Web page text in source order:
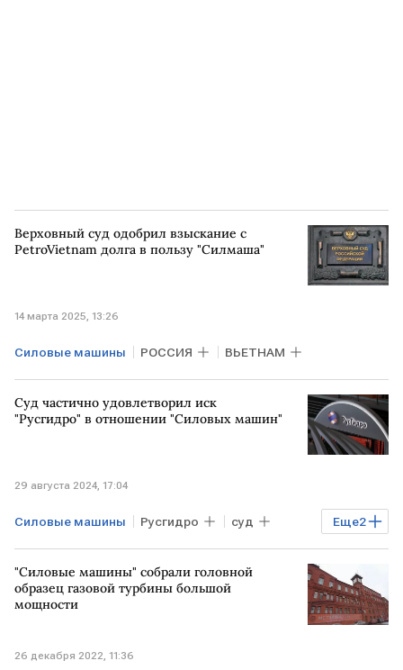
Верховный суд одобрил взыскание с
PetroVietnam долга в пользу "Силмаша"
14 марта 2025, 13:26
Силовые машины РОССИЯ ВЬЕТНАМ
Суд частично удовлетворил иск
"Русгидро" в отношении "Силовых машин"
29 августа 2024, 17:04
Еще2
Силовые машины Русгидро суд
иск штраф
"Силовые машины" собрали головной
образец газовой турбины большой
мощности
26 декабря 2022, 11:36